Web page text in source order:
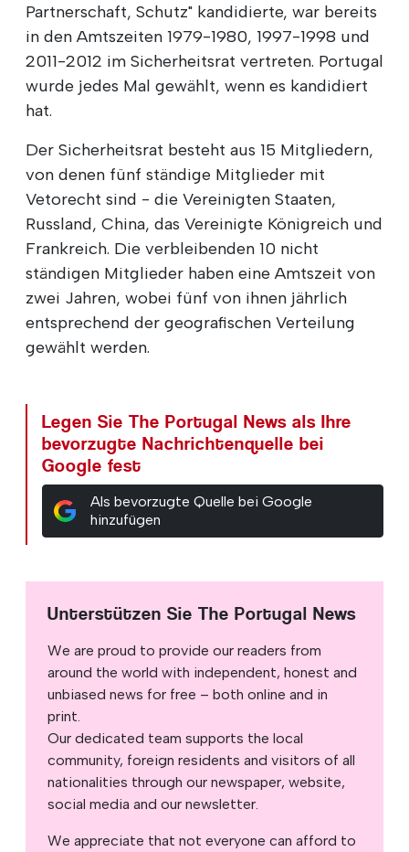
Partnerschaft, Schutz" kandidierte, war bereits
in den Amtszeiten 1979-1980, 1997-1998 und
2011-2012 im Sicherheitsrat vertreten. Portugal
wurde jedes Mal gewählt, wenn es kandidiert
hat.
Der Sicherheitsrat besteht aus 15 Mitgliedern,
von denen fünf ständige Mitglieder mit
Vetorecht sind - die Vereinigten Staaten,
Russland, China, das Vereinigte Königreich und
Frankreich. Die verbleibenden 10 nicht
ständigen Mitglieder haben eine Amtszeit von
zwei Jahren, wobei fünf von ihnen jährlich
entsprechend der geografischen Verteilung
gewählt werden.
Legen Sie The Portugal News als Ihre
bevorzugte Nachrichtenquelle bei
Google fest
Als bevorzugte Quelle bei Google
hinzufügen
Unterstützen Sie The Portugal News
We are proud to provide our readers from
around the world with independent, honest and
unbiased news for free – both online and in
print.
Our dedicated team supports the local
community, foreign residents and visitors of all
nationalities through our newspaper, website,
social media and our newsletter.
We appreciate that not everyone can afford to